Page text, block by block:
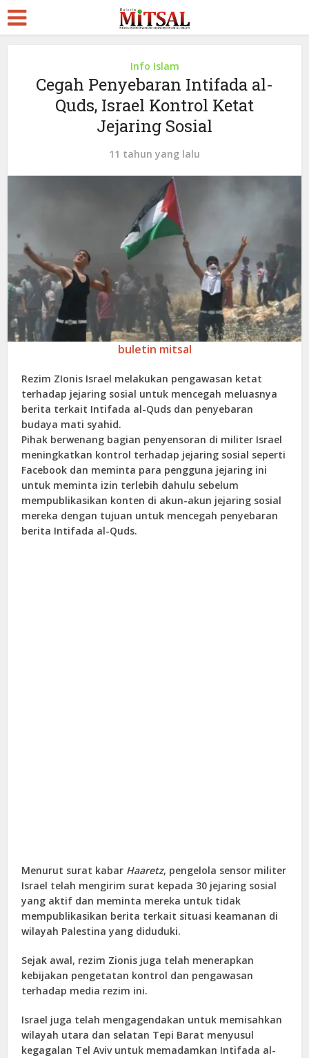
Info Islam
Cegah Penyebaran Intifada al-
Quds, Israel Kontrol Ketat
Jejaring Sosial
11 tahun yang lalu
buletin mitsal
Rezim ZIonis Israel melakukan pengawasan ketat
terhadap jejaring sosial untuk mencegah meluasnya
berita terkait Intifada al-Quds dan penyebaran
budaya mati syahid.
Pihak berwenang bagian penyensoran di militer Israel
meningkatkan kontrol terhadap jejaring sosial seperti
Facebook dan meminta para pengguna jejaring ini
untuk meminta izin terlebih dahulu sebelum
mempublikasikan konten di akun-akun jejaring sosial
mereka dengan tujuan untuk mencegah penyebaran
berita Intifada al-Quds.
Menurut surat kabar Haaretz, pengelola sensor militer
Israel telah mengirim surat kepada 30 jejaring sosial
yang aktif dan meminta mereka untuk tidak
mempublikasikan berita terkait situasi keamanan di
wilayah Palestina yang diduduki.
Sejak awal, rezim Zionis juga telah menerapkan
kebijakan pengetatan kontrol dan pengawasan
terhadap media rezim ini.
Israel juga telah mengagendakan untuk memisahkan
wilayah utara dan selatan Tepi Barat menyusul
kegagalan Tel Aviv untuk memadamkan Intifada al-